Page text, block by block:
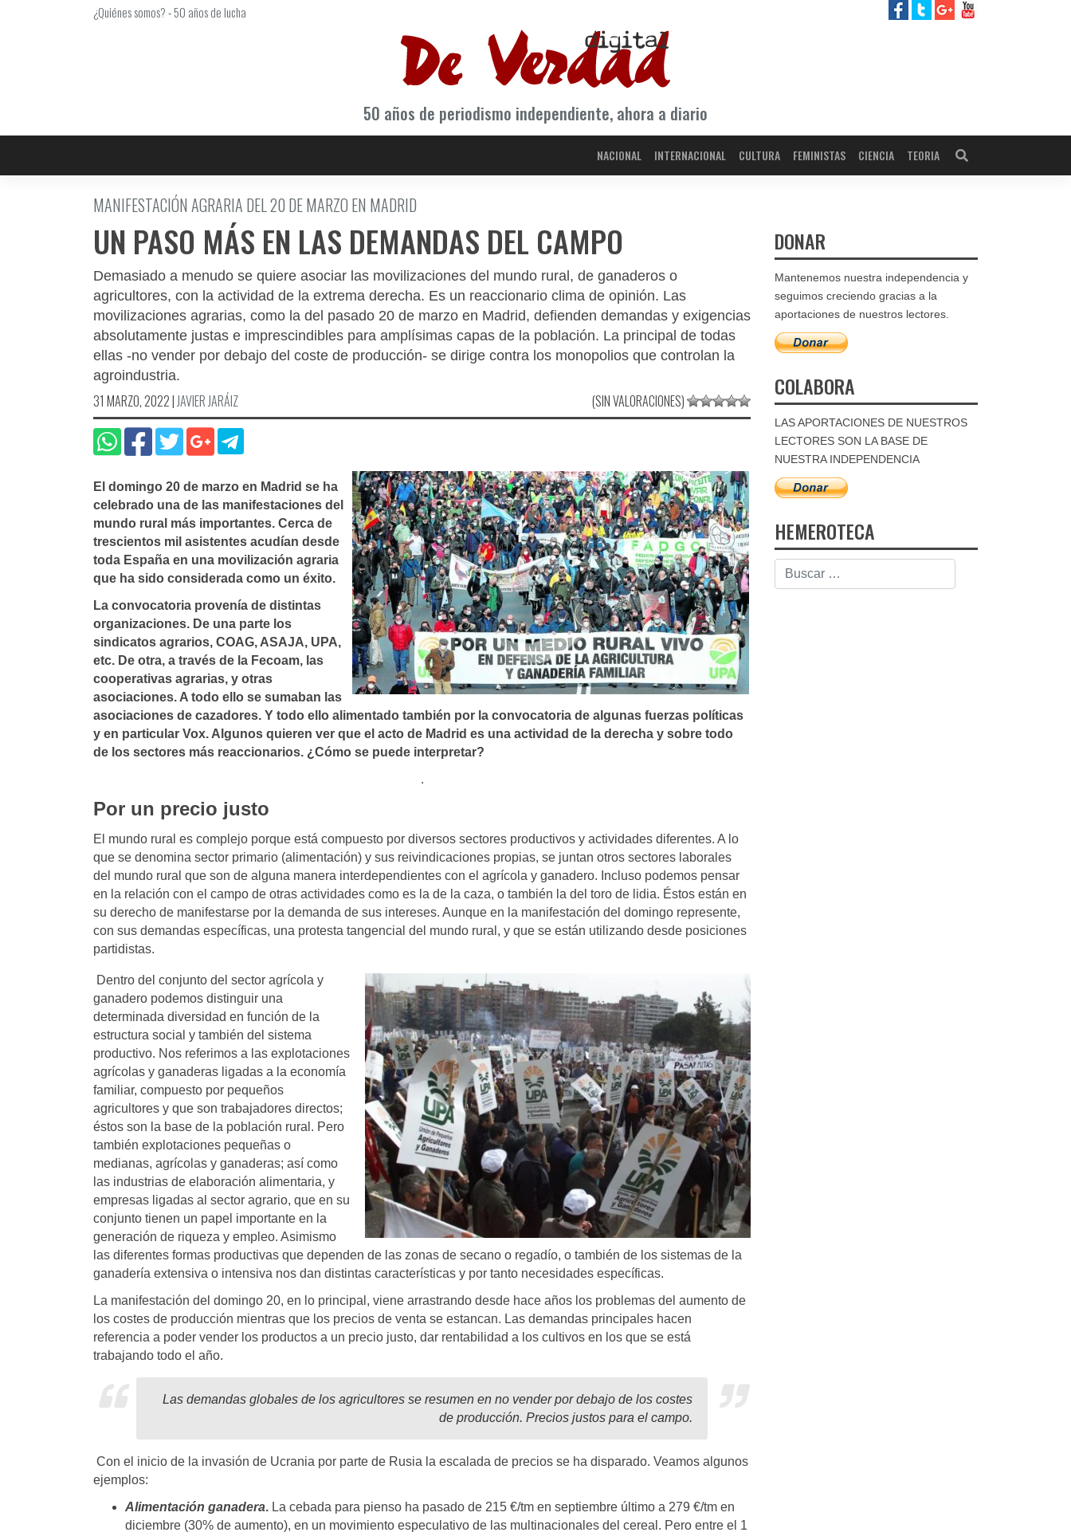
¿Quiénes somos?-50 años de lucha
50 años de periodismo independiente, ahora a diario
NACIONAL INTERNACIONAL CULTURA FEMINISTAS CIENCIA TEORIA
MANIFESTACIÓN AGRARIA DEL 20 DE MARZO EN MADRID
UN PASO MÁS EN LAS DEMANDAS DEL CAMPO
Demasiado a menudo se quiere asociar las movilizaciones del mundo rural, de ganaderos o
agricultores, con la actividad de la extrema derecha. Es un reaccionario clima de opinión. Las
movilizaciones agrarias, como la del pasado 20 de marzo en Madrid, defienden demandas y exigencias
absolutamente justas e imprescindibles para amplísimas capas de la población. La principal de todas
ellas -no vender por debajo del coste de producción- se dirige contra los monopolios que controlan la
agroindustria.
31 MARZO, 2022|JAVIER JARÁIZ (SIN VALORACIONES)
El domingo 20 de marzo en Madrid se ha
celebrado una de las manifestaciones del
mundo rural más importantes. Cerca de
trescientos mil asistentes acudían desde
toda España en una movilización agraria
que ha sido considerada como un éxito.
La convocatoria provenía de distintas
organizaciones. De una parte los
sindicatos agrarios, COAG, ASAJA, UPA,
etc. De otra, a través de la Fecoam, las
cooperativas agrarias, y otras
asociaciones. A todo ello se sumaban las
asociaciones de cazadores. Y todo ello alimentado también por la convocatoria de algunas fuerzas políticas
y en particular Vox. Algunos quieren ver que el acto de Madrid es una actividad de la derecha y sobre todo
de los sectores más reaccionarios. ¿Cómo se puede interpretar?
.
Por un precio justo
El mundo rural es complejo porque está compuesto por diversos sectores productivos y actividades diferentes. A lo
que se denomina sector primario (alimentación) y sus reivindicaciones propias, se juntan otros sectores laborales
del mundo rural que son de alguna manera interdependientes con el agrícola y ganadero. Incluso podemos pensar
en la relación con el campo de otras actividades como es la de la caza, o también la del toro de lidia. Éstos están en
su derecho de manifestarse por la demanda de sus intereses. Aunque en la manifestación del domingo represente,
con sus demandas específicas, una protesta tangencial del mundo rural, y que se están utilizando desde posiciones
partidistas.
Dentro del conjunto del sector agrícola y
ganadero podemos distinguir una
determinada diversidad en función de la
estructura social y también del sistema
productivo. Nos referimos a las explotaciones
agrícolas y ganaderas ligadas a la economía
familiar, compuesto por pequeños
agricultores y que son trabajadores directos;
éstos son la base de la población rural. Pero
también explotaciones pequeñas o
medianas, agrícolas y ganaderas; así como
las industrias de elaboración alimentaria, y
empresas ligadas al sector agrario, que en su
conjunto tienen un papel importante en la
generación de riqueza y empleo. Asimismo
las diferentes formas productivas que dependen de las zonas de secano o regadío, o también de los sistemas de la
ganadería extensiva o intensiva nos dan distintas características y por tanto necesidades específicas.
La manifestación del domingo 20, en lo principal, viene arrastrando desde hace años los problemas del aumento de
los costes de producción mientras que los precios de venta se estancan. Las demandas principales hacen
referencia a poder vender los productos a un precio justo, dar rentabilidad a los cultivos en los que se está
trabajando todo el año.
Las demandas globales de los agricultores se resumen en no vender por debajo de los costes
de producción. Precios justos para el campo.
Con el inicio de la invasión de Ucrania por parte de Rusia la escalada de precios se ha disparado. Veamos algunos
ejemplos:
Alimentación ganadera. La cebada para pienso ha pasado de 215 €/tm en septiembre último a 279 €/tm en
diciembre (30% de aumento), en un movimiento especulativo de las multinacionales del cereal. Pero entre el 1
DONAR
Mantenemos nuestra independencia y
seguimos creciendo gracias a la
aportaciones de nuestros lectores.
COLABORA
LAS APORTACIONES DE NUESTROS
LECTORES SON LA BASE DE
NUESTRA INDEPENDENCIA
HEMEROTECA